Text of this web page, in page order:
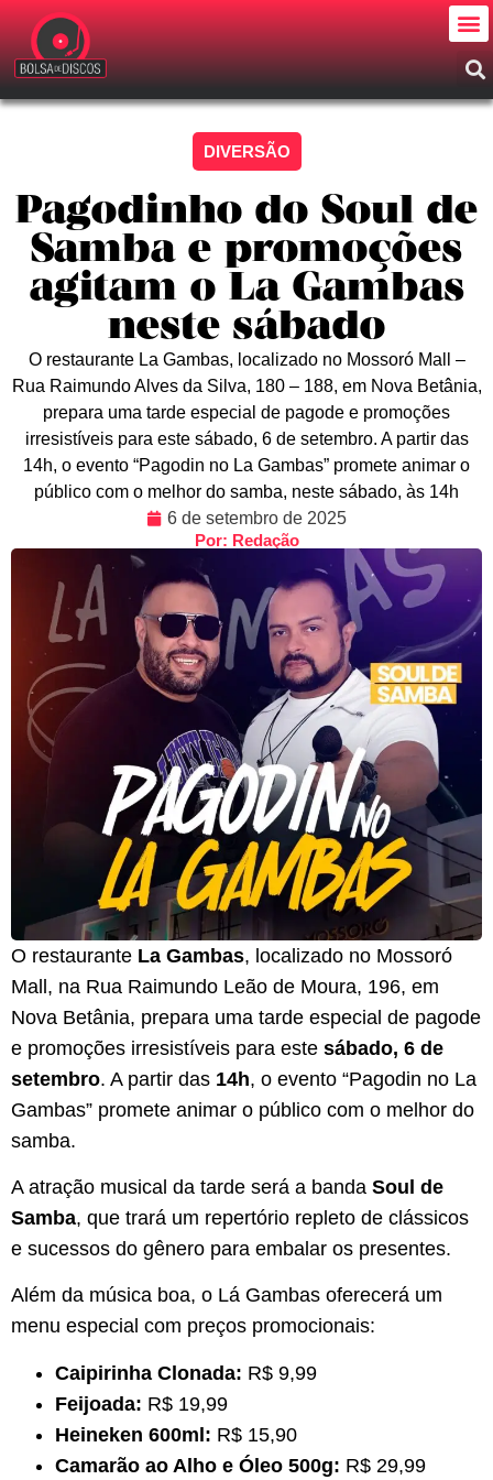
DIVERSÃO
Pagodinho do Soul de
Samba e promoções
agitam o La Gambas
neste sábado
O restaurante La Gambas, localizado no Mossoró Mall –
Rua Raimundo Alves da Silva, 180 – 188, em Nova Betânia,
prepara uma tarde especial de pagode e promoções
irresistíveis para este sábado, 6 de setembro. A partir das
14h, o evento “Pagodin no La Gambas” promete animar o
público com o melhor do samba, neste sábado, às 14h
6 de setembro de 2025
Por: Redação
O restaurante La Gambas, localizado no Mossoró
Mall, na Rua Raimundo Leão de Moura, 196, em
Nova Betânia, prepara uma tarde especial de pagode
e promoções irresistíveis para este sábado, 6 de
setembro. A partir das 14h, o evento “Pagodin no La
Gambas” promete animar o público com o melhor do
samba.
A atração musical da tarde será a banda Soul de
Samba, que trará um repertório repleto de clássicos
e sucessos do gênero para embalar os presentes.
Além da música boa, o Lá Gambas oferecerá um
menu especial com preços promocionais:
Caipirinha Clonada: R$ 9,99
Feijoada: R$ 19,99
Heineken 600ml: R$ 15,90
Camarão ao Alho e Óleo 500g: R$ 29,99